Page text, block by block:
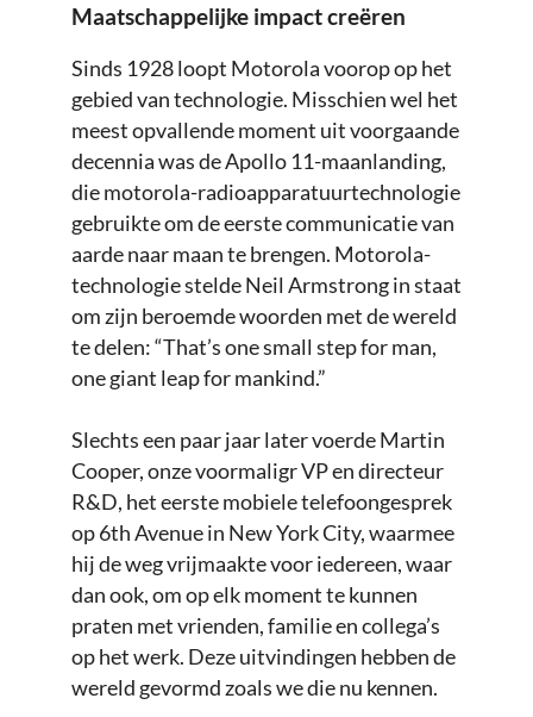
Maatschappelijke impact creëren
Sinds 1928 loopt Motorola voorop op het
gebied van technologie. Misschien wel het
meest opvallende moment uit voorgaande
decennia was de Apollo 11-maanlanding,
die motorola-radioapparatuurtechnologie
gebruikte om de eerste communicatie van
aarde naar maan te brengen. Motorola-
technologie stelde Neil Armstrong in staat
om zijn beroemde woorden met de wereld
te delen: “That’s one small step for man,
one giant leap for mankind.”
Slechts een paar jaar later voerde Martin
Cooper, onze voormaligr VP en directeur
R&D, het eerste mobiele telefoongesprek
op 6th Avenue in New York City, waarmee
hij de weg vrijmaakte voor iedereen, waar
dan ook, om op elk moment te kunnen
praten met vrienden, familie en collega’s
op het werk. Deze uitvindingen hebben de
wereld gevormd zoals we die nu kennen.